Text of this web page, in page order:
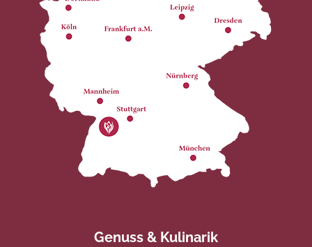
Genuss & Kulinarik